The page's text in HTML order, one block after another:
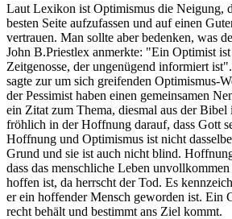
Laut Lexikon ist Optimismus die Neigung,
besten Seite aufzufassen und auf einen
vertrauen. Man sollte aber bedenken, was
John B.Priestlex anmerkte: "Ein Optimist
Zeitgenosse, der ungenügend informiert
sagte zur um sich greifenden Optimismus-
der Pessimist haben einen gemeinsamen
ein Zitat zum Thema, diesmal aus der
fröhlich in der Hoffnung darauf, dass Gott
Hoffnung und Optimismus ist nicht
Grund und sie ist auch nicht blind.
dass das menschliche Leben
hoffen ist, da herrscht der Tod. Es
er ein hoffender Mensch geworden ist. Ein
recht behält und bestimmt ans Ziel kommt.